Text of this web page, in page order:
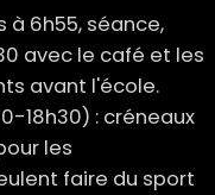
6h55, séance,
avec le café et les
avant l'école.
18h30) : créneaux
les
faire du sport